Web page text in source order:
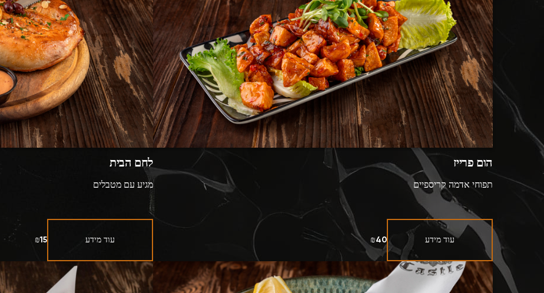
הום פרייז
תפוחי אדמה קריספיים
עוד מידע ₪40
לחם הבית
מגיע עם מטבלים
עוד מידע ₪15